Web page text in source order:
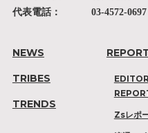
代表電話：
03-4572-0697
NEWS
TRIBES
TRENDS
Zsレポ